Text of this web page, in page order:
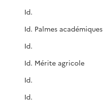
Id.
Id. Palmes académiques
Id.
Id. Mérite agricole
Id.
Id.